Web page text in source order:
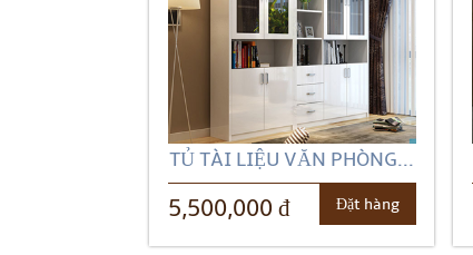
TỦ TÀI LIỆU VĂN PHÒNG...
5,500,000 đ Đặt hàng